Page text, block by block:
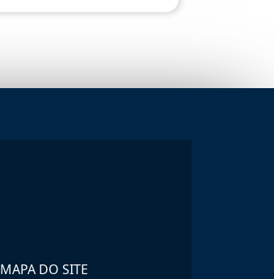
MAPA DO SITE